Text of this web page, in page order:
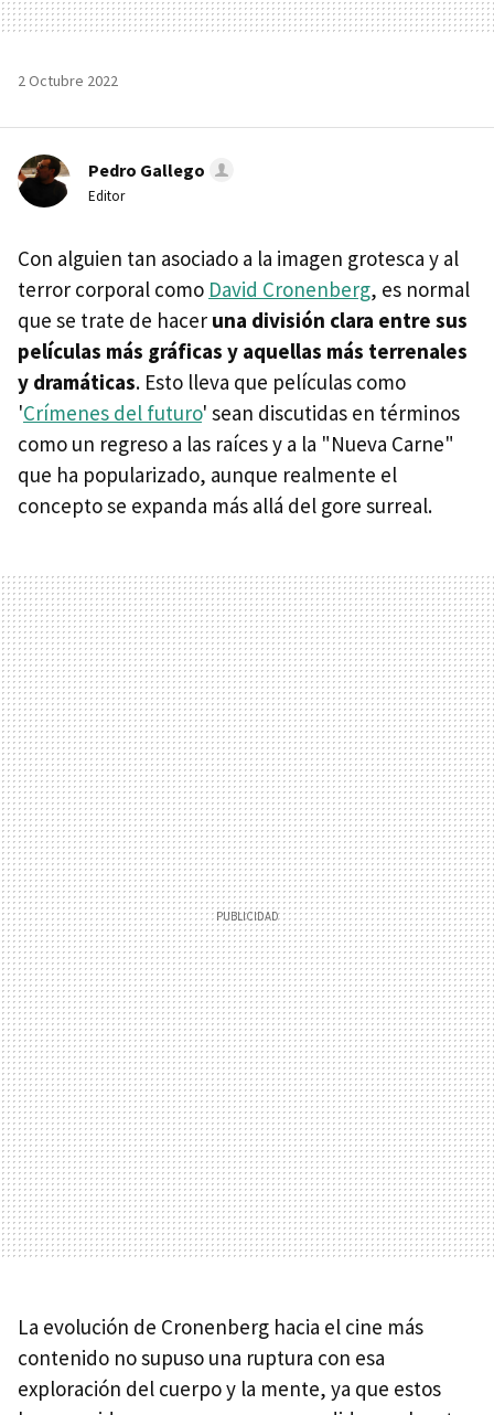
2 Octubre 2022
Pedro Gallego
Editor
Con alguien tan asociado a la imagen grotesca y al
terror corporal como David Cronenberg, es normal
que se trate de hacer una división clara entre sus
películas más gráficas y aquellas más terrenales
y dramáticas. Esto lleva que películas como
'Crímenes del futuro' sean discutidas en términos
como un regreso a las raíces y a la "Nueva Carne"
que ha popularizado, aunque realmente el
concepto se expanda más allá del gore surreal.
La evolución de Cronenberg hacia el cine más
contenido no supuso una ruptura con esa
exploración del cuerpo y la mente, ya que estos